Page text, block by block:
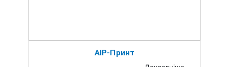
АІР-Принт